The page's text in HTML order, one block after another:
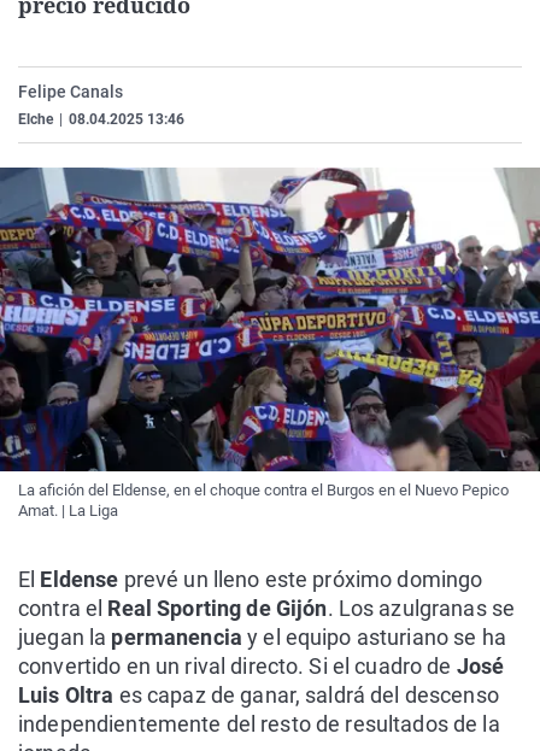
Gente viajera
Retornados
Operación Viuda
Galicia
Navarra
País Vasco
Televisión
Felipe Canals
Elche 08.04.2025 13:46
La afición del Eldense, en el choque contra el Burgos en el Nuevo Pepico
Amat. | La Liga
El Eldense prevé un lleno este próximo domingo
contra el Real Sporting de Gijón. Los azulgranas se
juegan la permanenciay el equipo asturiano se ha
convertido en un rival directo. Si el cuadro de José
Luis Oltra es capaz de ganar, saldrá del descenso
independientemente del resto de resultados de la